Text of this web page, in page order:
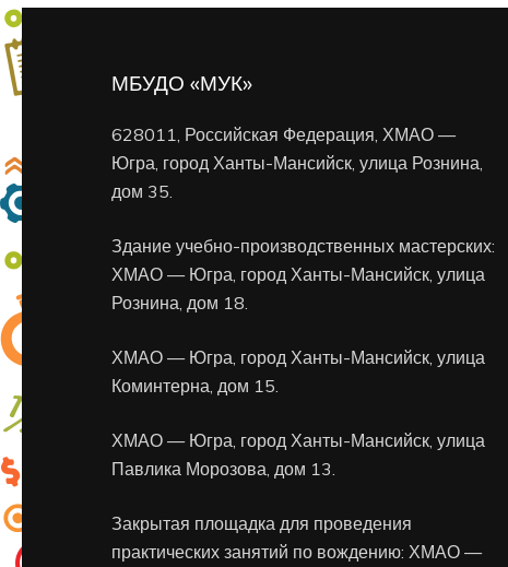
МБУДО «МУК»
628011, Российская Федерация, ХМАО —
Югра, город Ханты-Мансийск, улица Рознина,
дом 35.
Здание учебно-производственных мастерских:
ХМАО — Югра, город Ханты-Мансийск, улица
Рознина, дом 18.
ХМАО — Югра, город Ханты-Мансийск, улица
Коминтерна, дом 15.
ХМАО — Югра, город Ханты-Мансийск, улица
Павлика Морозова, дом 13.
Закрытая площадка для проведения
практических занятий по вождению: ХМАО —